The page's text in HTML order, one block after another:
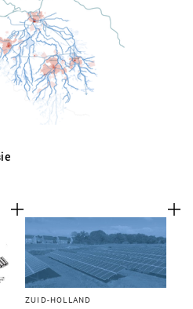
ZUID-HOLLAND